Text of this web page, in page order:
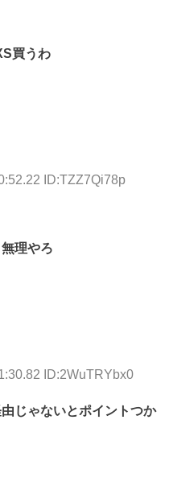
買うわ
ID:TZZ7Qi78p
理やろ
ID:2WuTRYbx0
じゃないとポイントつか